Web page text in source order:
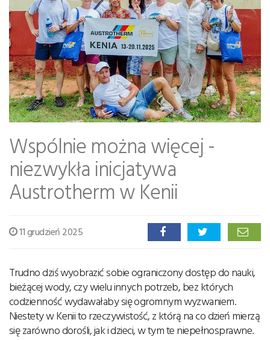
Wspólnie można więcej -
niezwykła inicjatywa
Austrotherm w Kenii
11 grudzień 2025
Trudno dziś wyobrazić sobie ograniczony dostęp do nauki,
bieżącej wody, czy wielu innych potrzeb, bez których
codzienność wydawałaby się ogromnym wyzwaniem.
Niestety w Kenii to rzeczywistość, z którą na co dzień mierzą
się zarówno dorośli, jak i dzieci, w tym te niepełnosprawne.